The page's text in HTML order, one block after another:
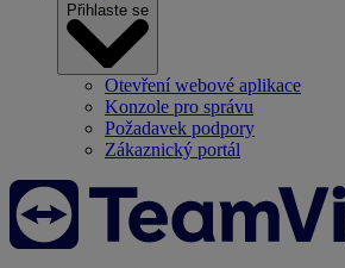
Přihlaste se
Otevření webové aplikace
Konzole pro správu
Požadavek podpory
Zákaznický portál